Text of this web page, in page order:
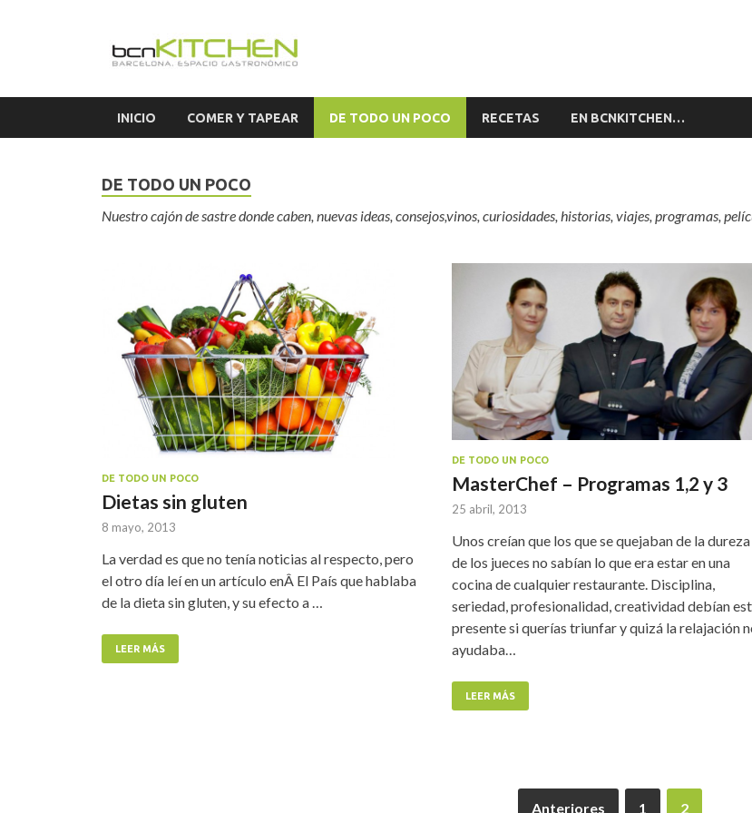
INICIO COMER Y TAPEAR DE TODO UN POCO RECETAS EN BCNKITCHEN…
DE TODO UN POCO
Nuestro cajón de sastre donde caben, nuevas ideas, consejos,vinos, curiosidades, historias, viajes, programas,
DE TODO UN POCO
Dietas sin gluten
8 mayo, 2013
La verdad es que no tenía noticias al respecto, pero
el otro día leí en un artículo enÂ El País que hablaba
de la dieta sin gluten, y su efecto a …
LEER MÁS
DE TODO UN POCO
MasterChef – Programas 1,2 y 3
25 abril, 2013
Unos creían que los que se quejaban de la dureza
de los jueces no sabían lo que era estar en una
cocina de cualquier restaurante. Disciplina,
seriedad, profesionalidad, creatividad debían
presente si querías triunfar y quizá la relajación
ayudaba…
LEER MÁS
Anteriores 1 2